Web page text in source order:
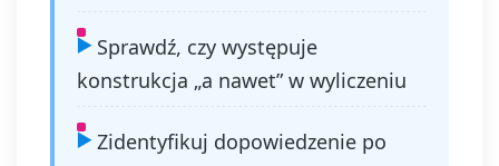
Sprawdź, czy występuje
konstrukcja „a nawet” w wyliczeniu
Zidentyfikuj dopowiedzenie po